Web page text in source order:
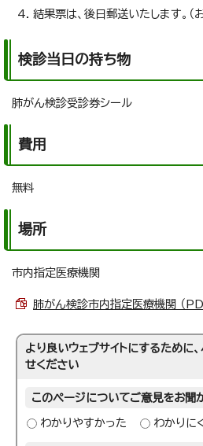
結果票は、後日郵送いたします。
検診当日の持ち物
肺がん検診受診券シール
費用
無料
場所
市内指定医療機関
肺がん検診市内指定医療機関 （
より良いウェブサイトにするために
せください
このページについてご意見をお聞
わかりやすかった わかりに